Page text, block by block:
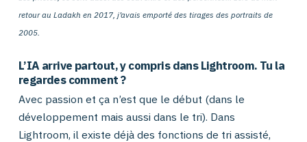
retour au Ladakh en 2017, j’avais emporté des tirages des portraits de
2005.
L’IA arrive partout, y compris dans Lightroom. Tu la
regardes comment ?
Avec passion et ça n’est que le début (dans le
développement mais aussi dans le tri). Dans
Lightroom, il existe déjà des fonctions de tri assisté,